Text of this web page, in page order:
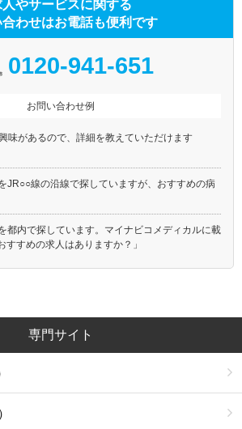
人やサービスに関する
合わせはお電話も便利です
0120-941-651
お問い合わせ例
味があるので、詳細を教えていただけます
JR○○線の沿線で探していますが、おすすめの病
都内で探しています。マイナビコメディカルに載
すすめの求人はありますか？」
専門サイト